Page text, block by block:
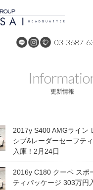
03-3687-
納車
文販売
料査定
更新情報
2017y S400 AMGライン
シブ&レーダーセーフテ
入庫！2月24日
2016y C180 クーペ スポ
ティパッケージ 303万円